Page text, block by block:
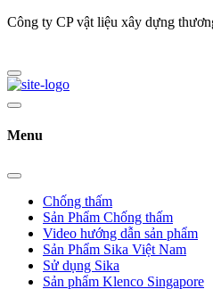
Công ty CP vật liệu xây dựng
Menu
Chống thấm
Sản Phẩm Chống thấm
Video hướng dẫn sản phẩm
Sản Phẩm Sika Việt Nam
Sử dụng Sika
Sản phẩm Klenco Singapore